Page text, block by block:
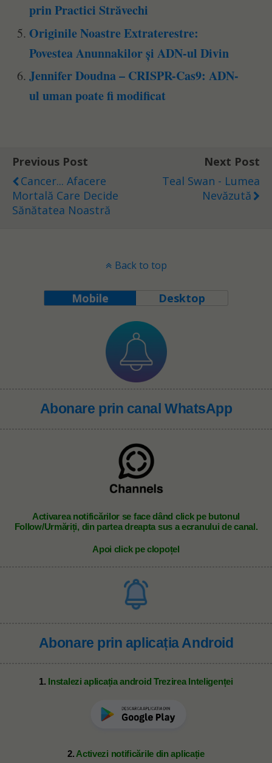
prin Practici Străvechi
Originile Noastre Extraterestre:
Povestea Anunnakilor și ADN-ul Divin
Jennifer Doudna – CRISPR-Cas9: ADN-
ul uman poate fi modificat
Previous Post
Cancer... Afacere
Mortală Care Decide
Sănătatea Noastră
Next Post
Teal Swan - Lumea
Nevăzută
Back to top
Mobile Desktop
Abonare prin canal WhatsApp
Activarea notificărilor se face dând click pe butonul
Follow/Urmăriți, din partea dreapta sus a ecranului de canal.
Apoi click pe clopoțel
Abonare prin aplicația Android
1. Instalezi aplicația android Trezirea Inteligenței
2.Activezi notificările din aplicație